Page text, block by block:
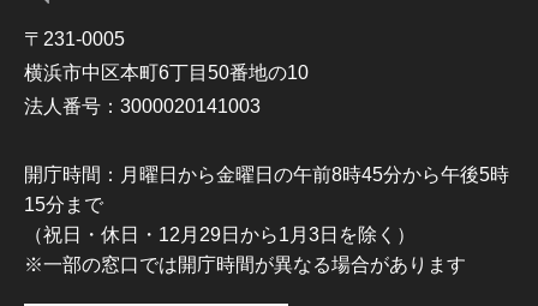
〒231-0005
横浜市中区本町6丁目50番地の10
法人番号：3000020141003
開庁時間：月曜日から金曜日の午前8時45分から午後5時
15分まで
（祝日・休日・12月29日から1月3日を除く）
※一部の窓口では開庁時間が異なる場合があります